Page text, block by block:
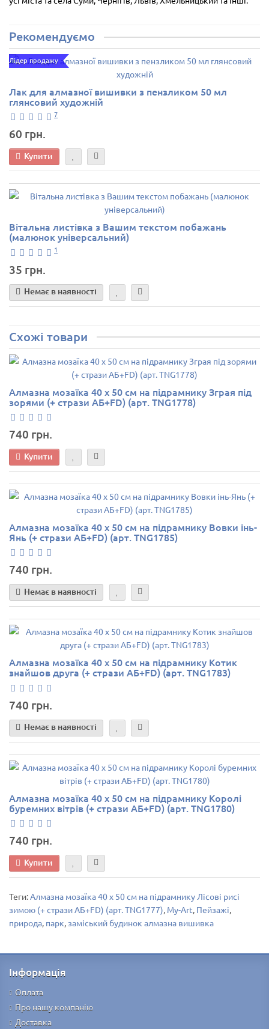
Рекомендуємо
Лідер продажу
Лак для алмазної вишивки з пензликом 50 мл
глянсовий художній
7
60 грн.
Купити
Вітальна листівка з Вашим текстом побажань
(малюнок універсальний)
1
35 грн.
Немає в наявності
Схожі товари
Алмазна мозаїка 40 х 50 см на підрамнику Зграя під
зорями (+ стрази АБ+FD) (арт. TNG1778)
740 грн.
Купити
Алмазна мозаїка 40 х 50 см на підрамнику Вовки інь-
Янь (+ стрази АБ+FD) (арт. TNG1785)
740 грн.
Немає в наявності
Алмазна мозаїка 40 х 50 см на підрамнику Котик
знайшов друга (+ стрази АБ+FD) (арт. TNG1783)
740 грн.
Немає в наявності
Алмазна мозаїка 40 х 50 см на підрамнику Королі
буремних вітрів (+ стрази АБ+FD) (арт. TNG1780)
740 грн.
Купити
Теги:Алмазна мозаїка 40 х 50 см на підрамнику Лісові рисі
зимою (+ стрази АБ+FD) (арт. TNG1777), My-Art, Пейзажі,
природа, парк, заміський будинок алмазна вишивка
Інформація
Оплата
Про нашу компанію
Доставка